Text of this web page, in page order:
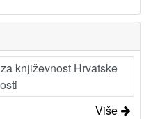
književnost Hrvatske
Više